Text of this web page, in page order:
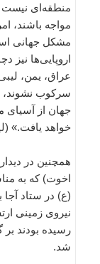
منطقه‌ای نیست
مواجه باشند،
مشکل جهانی
اروپایی‌ها نیز
عراق، یمن،
سرکوب نشوند،
جهان از آسیای
خواهد یافت.»
همچنین در
اخوت) که به
رسیده بودند بر
شد.